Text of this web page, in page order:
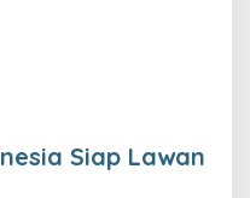
Siap Lawan